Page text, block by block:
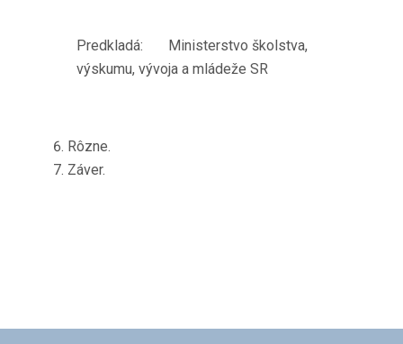
Predkladá: Ministerstvo školstva,
výskumu, vývoja a mládeže SR
Rôzne.
Záver.